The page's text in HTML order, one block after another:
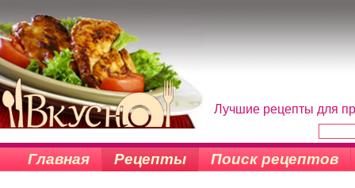
Лучшие рецепты для
Главная Рецепты Поиск рецептов